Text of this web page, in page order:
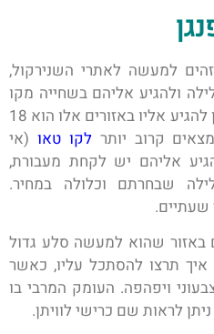
למעשה לאתרי השנירקול,
ולהגיע אליהם בשחייה מקו
החוף. העומק המרבי אשר ניתן להגיע אליו באזורים אלו הוא 18
קרוב יותרלקו טאו (אי
אליהם יש לקחת מעבורת,
שבחרתם וכלולה במחיר.
שעתיים.
שהוא למעשה סלע גדול
איך תרצו להסתכל עליו, כאשר
ויפהפה. העומק המרבי בו